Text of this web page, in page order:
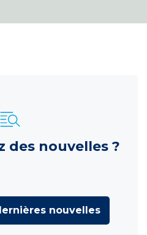
des nouvelles ?
nouvelles